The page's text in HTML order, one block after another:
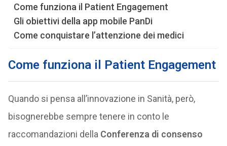
Come funziona il Patient Engagement
Gli obiettivi della app mobile PanDi
Come conquistare l’attenzione dei medici
Come funziona il Patient Engagement
Quando si pensa all’innovazione in Sanità, però,
bisognerebbe sempre tenere in conto le
raccomandazioni della Conferenza di consenso